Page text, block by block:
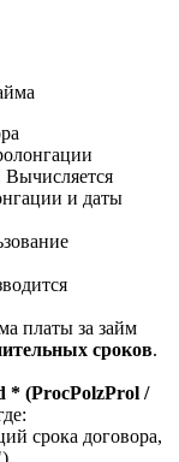
и даты
платы за займ
сроков.
* (ProcPolzProl /
срока договора,